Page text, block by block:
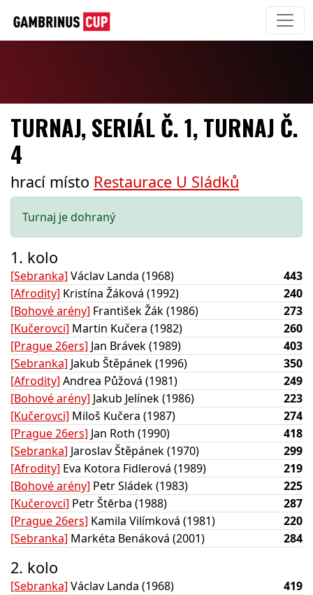
TURNAJ, SERIÁL Č. 1, TURNAJ Č.
4
hrací místo Restaurace U Sládků
Turnaj je dohraný
1. kolo
[Sebranka] Václav Landa (1968)
443
[Afrodity] Kristína Žáková (1992)
240
[Bohové arény] František Žák (1986)
273
[Kučerovci] Martin Kučera (1982)
260
[Prague 26ers] Jan Brávek (1989)
403
[Sebranka] Jakub Štěpánek (1996)
350
[Afrodity] Andrea Půžová (1981)
249
[Bohové arény] Jakub Jelínek (1986)
223
[Kučerovci] Miloš Kučera (1987)
274
[Prague 26ers] Jan Roth (1990)
418
[Sebranka] Jaroslav Štěpánek (1970)
299
[Afrodity] Eva Kotora Fidlerová (1989)
219
[Bohové arény] Petr Sládek (1983)
225
[Kučerovci] Petr Štĕrba (1988)
287
[Prague 26ers] Kamila Vilímková (1981)
220
[Sebranka] Markéta Benáková (2001) 284
2. kolo
[Sebranka] Václav Landa (1968)
419